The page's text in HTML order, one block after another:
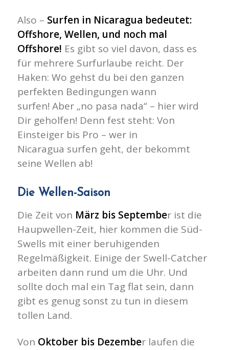
Also – Surfen in Nicaragua bedeutet:
Offshore, Wellen, und noch mal
Offshore! Es gibt so viel davon, dass es
für mehrere Surfurlaube reicht. Der
Haken: Wo gehst du bei den ganzen
perfekten Bedingungen wann
surfen! Aber „no pasa nada“ – hier wird
Dir geholfen! Denn fest steht: Von
Einsteiger bis Pro – wer in
Nicaragua surfen geht, der bekommt
seine Wellen ab!
Die Wellen-Saison
Die Zeit von März bis September ist die
Haupwellen-Zeit, hier kommen die Süd-
Swells mit einer beruhigenden
Regelmäßigkeit. Einige der Swell-Catcher
arbeiten dann rund um die Uhr. Und
sollte doch mal ein Tag flat sein, dann
gibt es genug sonst zu tun in diesem
tollen Land.
Von Oktober bis Dezember laufen die